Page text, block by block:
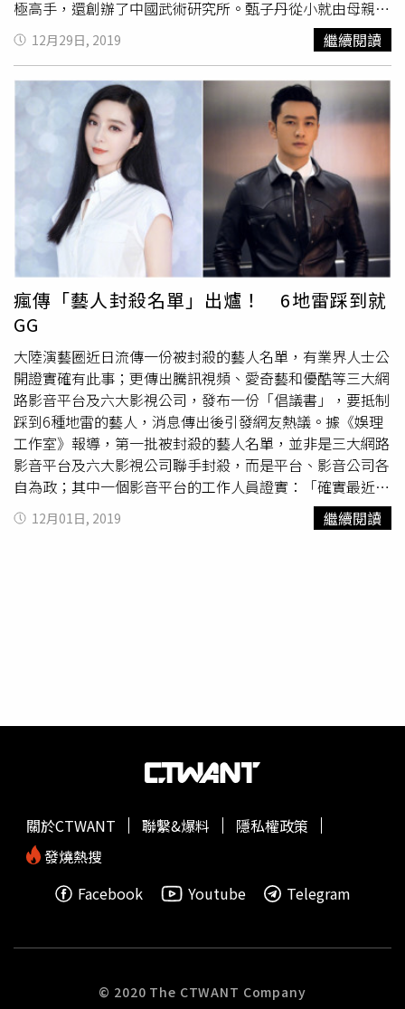
極高手，還創辦了中國武術研究所。甄子丹從小就由母親一
手打下良好武術根基，之後奉李小龍為偶像，但因個性越來
越反叛，被母親送到北京市什剎海體育運動學校學習武術，
與李連杰成為同學。據《ETtoday》報導，當李連杰以《少
林寺》轟動影壇時，甄子丹還只是TVB演員訓練班的小學
員，他表示當時每月只有港幣3600元（約台幣1萬4千元）
的收入，「坐車都不夠」。甄子丹的偶像是李小龍，他在
《葉問》中飾演其師傅。（圖／華映娛樂）1992年，導演
徐克找甄子丹拍《黃飛鴻二之男兒當自強》，甄子丹表示當
時自己揹個背包在現場，穿好戲服、化好妝，一等就是24小
時，只能隨便在一旁紙板上補眠，直到被工作人員叫醒，才
知道自己的戲份今天不拍了，而且這種事還經常發生。甄子
丹（中）與李連杰（左二）曾是武術班同學。（圖／微博）
甄子丹表示當年個性幼稚、不服輸，與李連杰對戲時都放真
感情去打：「某個程度大家在武功上較勁，比誰夠快？誰能
接招？」不過2002年2人合作導演張藝謀的《英雄》，甄子
丹笑說：「兩個人加起來80歲，華山論劍又來了，比較斯文
的比了，沒有要證明什麼，都是為了片子好。」 甄子丹也
曾將事業版圖轉往幕後，自己開電影公司並執導了2部電
影，但卻讓自己差點破產，連銀行戶頭都只剩100元，他坦
言：「上上下下波折數不盡，不要說身體受傷，精神、心靈
的衝擊，什麼都遇過」。2006年黃百鳴簽下甄子丹，一年
拍一部動作片，最後一部《葉問》創下港幣2500萬元的傲
人票房，在全球更賺得美金2189萬元（約台幣6.6億元），
也紅遍華人區，締造甄子丹一代宗師的形象。電影更奪下金
拍《葉問4：完結篇》不算分紅，光是片酬就超過港幣1億
他的，並大讚找甄子丹拍《葉問》，「超值！」
12月29日, 2019 繼續閱讀
瘋傳「藝人封殺名單」出爐！ 6地雷踩到就
GG
大陸演藝圈近日流傳一份被封殺的藝人名單，有業界人士公
開證實確有此事；更傳出騰訊視頻、愛奇藝和優酷等三大網
路影音平台及六大影視公司，發布一份「倡議書」，要抵制
踩到6種地雷的藝人，消息傳出後引發網友熱議。據《娛理
工作室》報導，第一批被封殺的藝人名單，並非是三大網路
影音平台及六大影視公司聯手封殺，而是平台、影音公司各
自為政；其中一個影音平台的工作人員證實：「確實最近是
有封殺名單。但表示是內部口頭通知，並非公文告試。有業
界人士表示，名單中的藝人Z是因為和平台在溝通一部古裝
人，包含天價片酬、無契約精神、改劇本、爭排位、要求超
六大影視公司決議聯合倡議書，對於藝人行業規範整治出
手。不過，由於第一批被封殺藝人名單和倡議書聯合封殺方
男星王嘉爾曾陷入愛奇藝、優酷的街舞節目爭人大戰，他最
終選擇愛奇藝，傳出被優酷封殺，之後整整一年都沒有上過
最後雙方也以和解收場。
12月01日, 2019 繼續閱讀
關於CTWANT 聯繫&爆料
隱私權政策
發燒熱搜
Facebook
Youtube Telegram
© 2020 The CTWANT Company